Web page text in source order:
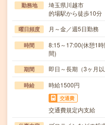
勤務地
埼玉県川越市
的場駅から徒歩10分
曜日頻度 月～金／週5日勤務
時間
8:15～17:00(休憩1
間)
期間 即日～長期（3ヶ月
時給 時給1500円
交通費
交通費規定内支給